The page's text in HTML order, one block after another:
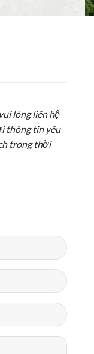
lòng liên hệ
thông tin yêu
trong thời